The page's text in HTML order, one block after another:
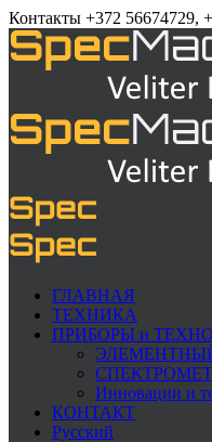
Контакты +372 56674729,
ГЛАВНАЯ
ТЕХНИКА
ПРИБОРЫ и
Инновации и
КОНТАКТ
Русский